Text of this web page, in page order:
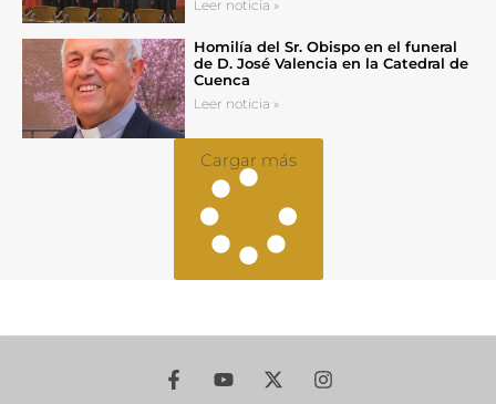
Leer noticia »
Homilía del Sr. Obispo en el funeral
de D. José Valencia en la Catedral de
Cuenca
Leer noticia »
Cargar más